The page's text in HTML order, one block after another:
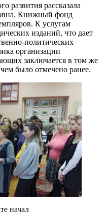
развития рассказала
Книжный фонд
К услугам
изданий, что дает
политических
организации
заключается в том же
было отмечено ранее.
начал